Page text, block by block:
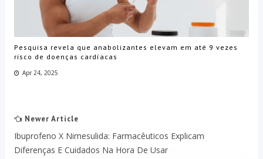
Pesquisa revela que anabolizantes elevam em até 9 vezes
risco de doenças cardíacas
Apr 24, 2025
Newer Article
Ibuprofeno X Nimesulida: Farmacêuticos Explicam
Diferenças E Cuidados Na Hora De Usar